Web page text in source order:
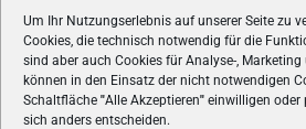
Um Ihr Nutzungserlebnis auf unserer Seite zu
Cookies, die technisch notwendig für die
sind aber auch Cookies für Analyse-,
können in den Einsatz der nicht notwendigen
Schaltfläche "Alle Akzeptieren" einwilligen oder
sich anders entscheiden.